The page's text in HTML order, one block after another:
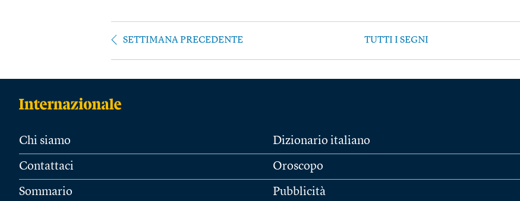
SETTIMANA PRECEDENTE TUTTI I SEGNI
Chi siamo
Contattaci
Sommario
Dizionario italiano
Oroscopo
Pubblicità